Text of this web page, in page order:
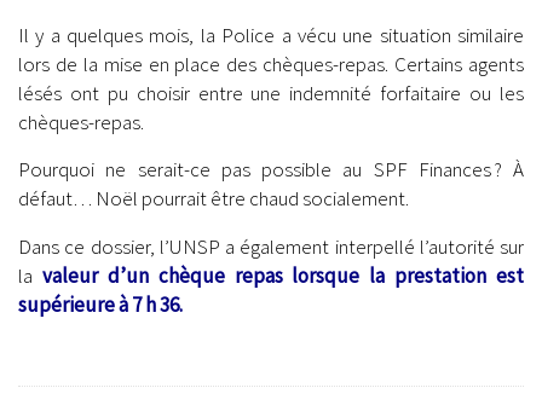
Il y a quelques mois, la Police a vécu une situation similaire
lors de la mise en place des chèques-repas. Certains agents
lésés ont pu choisir entre une indemnité forfaitaire ou les
chèques-repas.
Pourquoi ne serait-ce pas possible au SPF Finances ? À
défaut… Noël pourrait être chaud socialement.
Dans ce dossier, l’UNSP a également interpellé l’autorité sur
la valeur d’un chèque repas lorsque la prestation est
supérieure à 7 h 36.